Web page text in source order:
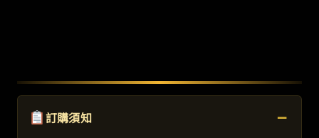
訂購須知 −